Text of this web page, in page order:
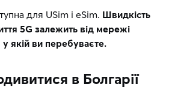
для USim і eSim. Швидкість
5G залежить від мережі
якій ви перебуваєте.
в Болгарії